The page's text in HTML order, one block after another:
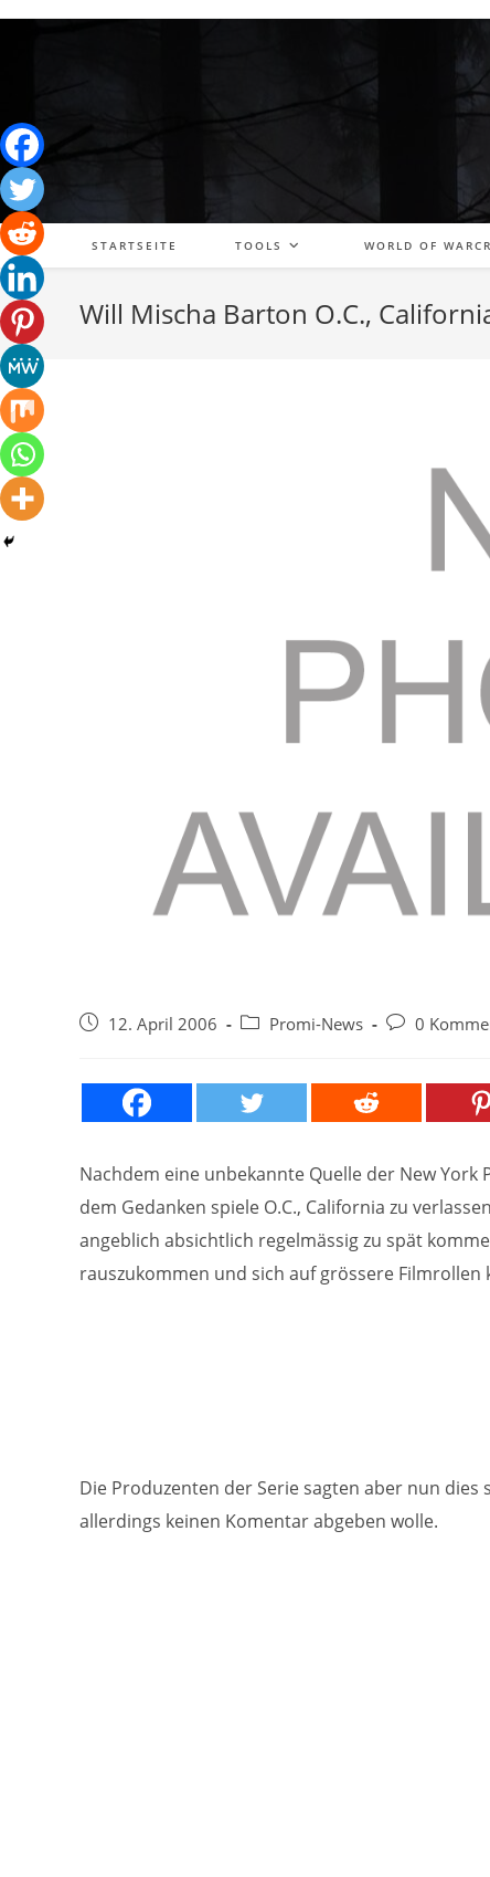
STARTSEITE TOOLS WORLD OF
Will Mischa Barton O.C.,
Beitrag12. April 2006
Beitrags-
Promi-News
Beitrags-
0
Nachdem eine unbekannte Quelle der New
dem Gedanken spiele O.C., California zu
angeblich absichtlich regelmässig zu spät
rauszukommen und sich auf grössere Filmrollen
Die Produzenten der Serie sagten aber nun
allerdings keinen Komentar abgeben wolle.